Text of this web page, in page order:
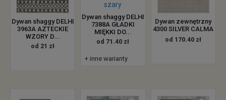
Dywan shaggy DELHI
3963A AZTECKIE
WZORY D...
od 21 zł
Dywan shaggy DELHI
7388A GŁADKI
MIĘKKI DO...
od 71.40 zł
+ inne warianty
Dywan zewnętrzny
4300 SILVER CALMA
od 170.40 zł